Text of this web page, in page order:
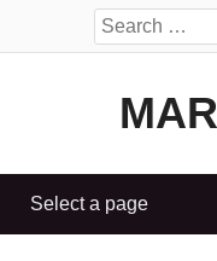
Search
for: